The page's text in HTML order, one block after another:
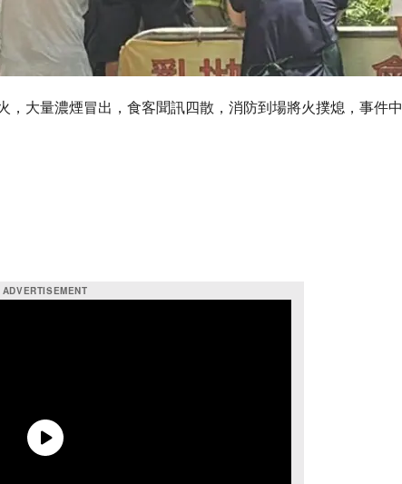
大量濃煙冒出，食客聞訊四散，消防到場將火撲熄，事件中